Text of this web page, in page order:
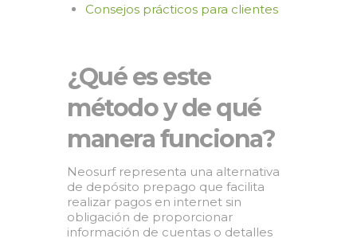
Consejos prácticos para clientes
¿Qué es este
método y de qué
manera funciona?
Neosurf representa una alternativa
de depósito prepago que facilita
realizar pagos en internet sin
obligación de proporcionar
información de cuentas o detalles